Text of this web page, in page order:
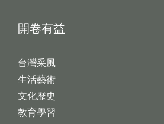
開卷有益
台灣采風
生活藝術
文化歷史
教育學習